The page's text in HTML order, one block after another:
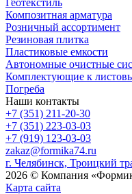
Композитная арматура
Розничный ассортимент
Резиновая плитка
Пластиковые емкости
Автономные очистные
Комплектующие к
Погреба
Наши контакты
+7 (351) 211-20-30
+7 (351) 223-03-03
+7 (919) 123-03-03
zakaz@formika74.ru
г. Челябинск, Троицкий
2026 © Компания
Карта сайта